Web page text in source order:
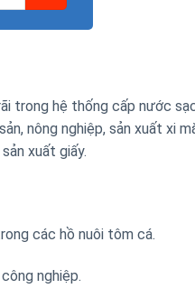
trong hệ thống cấp nước
nông nghiệp, sản xuất xi
xuất giấy.
các hồ nuôi tôm cá.
nghiệp.